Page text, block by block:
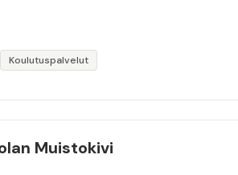
Koulutuspalvelut
Muistokivi